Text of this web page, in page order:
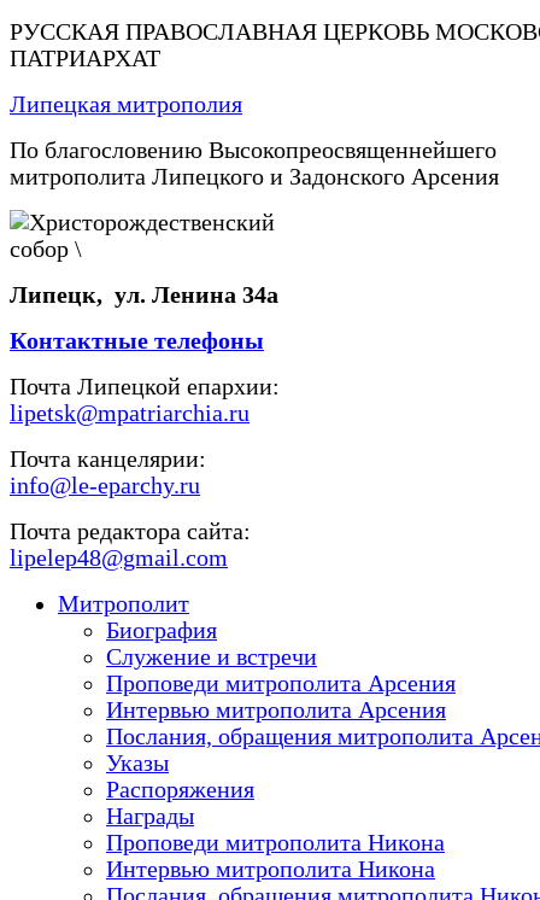
РУССКАЯ ПРАВОСЛАВНАЯ ЦЕРКОВЬ
ПАТРИАРХАТ
Липецкая митрополия
По благословению Высокопреосвященнейшего
митрополита Липецкого и Задонского Арсения
Липецк, ул. Ленина 34а
Контактные телефоны
Почта Липецкой епархии:
lipetsk@mpatriarchia.ru
Почта канцелярии:
info@le-eparchy.ru
Почта редактора сайта:
lipelep48@gmail.com
Митрополит
Биография
Служение и встречи
Проповеди митрополита Арсения
Интервью митрополита Арсения
Послания, обращения митрополита
Указы
Распоряжения
Награды
Проповеди митрополита Никона
Интервью митрополита Никона